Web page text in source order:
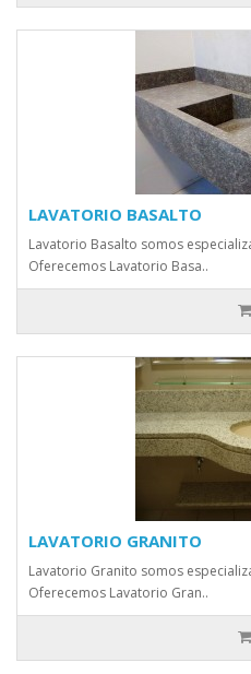
LAVATORIO BASALTO
Lavatorio Basalto somos
Oferecemos Lavatorio Basa..
LAVATORIO GRANITO
Lavatorio Granito somos
Oferecemos Lavatorio Gran..